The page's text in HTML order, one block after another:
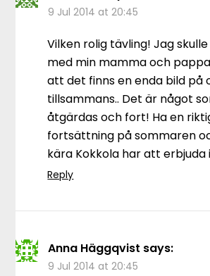
9 Jul 2014 at 20:45
Vilken rolig tävling! Jag
med min mamma och
att det finns en enda bild på
tillsammans.. Det är något
åtgärdas och fort! Ha en
fortsättning på sommaren
kära Kokkola har att erbjuda
Reply
Anna Häggqvist says:
9 Jul 2014 at 20:45